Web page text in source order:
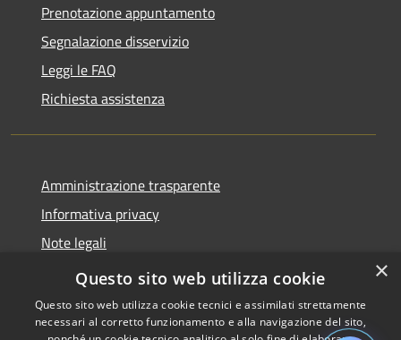
Prenotazione appuntamento
Segnalazione disservizio
Leggi le FAQ
Richiesta assistenza
Amministrazione trasparente
Informativa privacy
Note legali
Dichiarazione di accessibilità
×
Questo sito web utilizza cookie
Questo sito web utilizza cookie tecnici e assimilati strettamente
necessari al corretto funzionamento e alla navigazione del sito,